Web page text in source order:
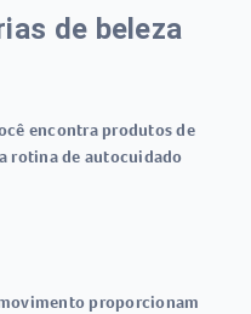
de beleza
encontra produtos de
rotina de autocuidado
proporcionam